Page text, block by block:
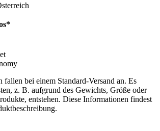
fallen bei einem Standard-Versand an. Es
z. B. aufgrund des Gewichts, Größe oder
entstehen. Diese Informationen findest